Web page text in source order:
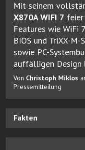
Mit seinem
X870A WIFI 7
Features wie WiFi
BIOS und TriXX-
sowie PC-
auffälligen
Von Christoph Miklos
Pressemitteilung
Fakten